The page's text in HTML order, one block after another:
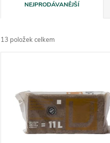
a
z
NEJPRODÁVANĚJŠÍ
13 položek celkem